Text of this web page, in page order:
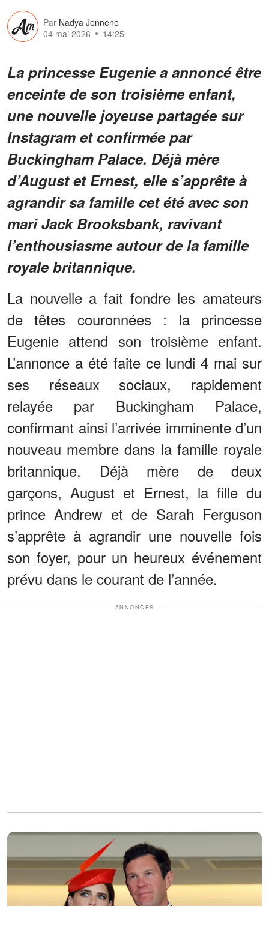
Par Nadya Jennene
04 mai 2026
14:25
La princesse Eugenie a annoncé être
enceinte de son troisième enfant,
une nouvelle joyeuse partagée sur
Instagram et confirmée par
Buckingham Palace. Déjà mère
d’August et Ernest, elle s’apprête à
agrandir sa famille cet été avec son
mari Jack Brooksbank, ravivant
l’enthousiasme autour de la famille
royale britannique.
La nouvelle a fait fondre les amateurs
de têtes couronnées : la princesse
Eugenie attend son troisième enfant.
L’annonce a été faite ce lundi 4 mai sur
ses réseaux sociaux, rapidement
relayée par Buckingham Palace,
confirmant ainsi l’arrivée imminente d’un
nouveau membre dans la famille royale
britannique. Déjà mère de deux
garçons, August et Ernest, la fille du
prince Andrew et de Sarah Ferguson
s’apprête à agrandir une nouvelle fois
son foyer, pour un heureux événement
prévu dans le courant de l’année.
ANNONCES